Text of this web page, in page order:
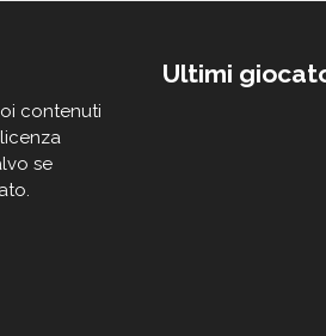
contenuti
se
Ultimi